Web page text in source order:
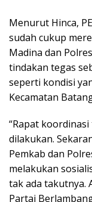
Menurut Hinca,
sudah cukup
Madina dan
tindakan tegas
seperti kondisi
Kecamatan
“Rapat
dilakukan.
Pemkab dan
melakukan
tak ada takutnya.
Partai